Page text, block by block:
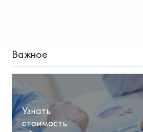
Важное
Узнать
стоимость